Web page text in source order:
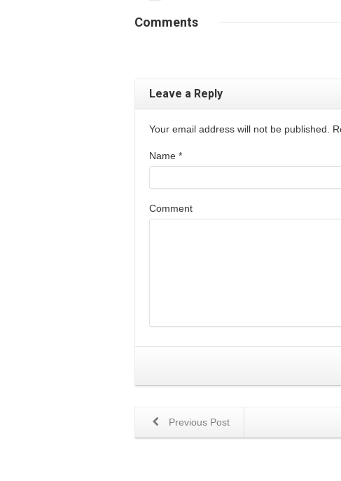
Comments
Leave a Reply
Your email address will not be published.
Name *
Comment
Previous Post